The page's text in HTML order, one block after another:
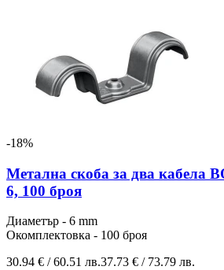
-18%
Метална скоба за два кабела
6, 100 броя
Диаметър - 6 mm
Окомплектовка - 100 броя
30.94 € / 60.51 лв.37.73 € / 73.79 лв.